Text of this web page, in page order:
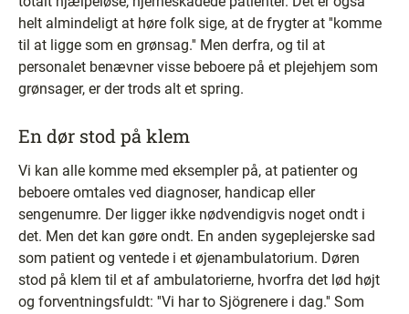
helt almindeligt at høre folk sige, at de frygter at ''komme
til at ligge som en grønsag.'' Men derfra, og til at
personalet benævner visse beboere på et plejehjem som
grønsager, er der trods alt et spring.
En dør stod på klem
Vi kan alle komme med eksempler på, at patienter og
beboere omtales ved diagnoser, handicap eller
sengenumre. Der ligger ikke nødvendigvis noget ondt i
det. Men det kan gøre ondt. En anden sygeplejerske sad
som patient og ventede i et øjenambulatorium. Døren
stod på klem til et af ambulatorierne, hvorfra det lød højt
og forventningsfuldt: ''Vi har to Sjögrenere i dag.'' Som